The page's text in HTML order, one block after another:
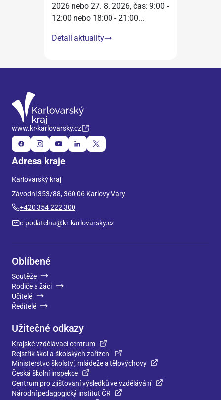
2026 nebo 27. 8. 2026, čas: 9:00 -
12:00 nebo 18:00 - 21:00...
Detail aktuality
www.kr-karlovarsky.cz
Adresa kraje
Karlovarský kraj
Závodní 353/88, 360 06 Karlovy Vary
+420 354 222 300
e-podatelna@kr-karlovarsky.cz
Oblíbené
Soutěže
Rodiče a žáci
Učitelé
Ředitelé
Užitečné odkazy
Krajské vzdělávací centrum
Rejstřík škol a školských zařízení
Ministerstvo školství, mládeže a tělovýchovy
Česká školní inspekce
Centrum pro zjišťování výsledků ve vzdělávání
Národní pedagogický institut ČR